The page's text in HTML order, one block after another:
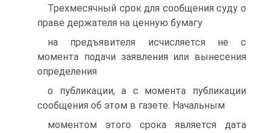
Трехмесячный срок для сообщения суду о
праве держателя на ценную бумагу
на предъявителя исчисляется не с
момента подачи заявления или вынесения
определения
о публикации, а с момента публикации
сообщения об этом в газете. Начальным
моментом этого срока является дата